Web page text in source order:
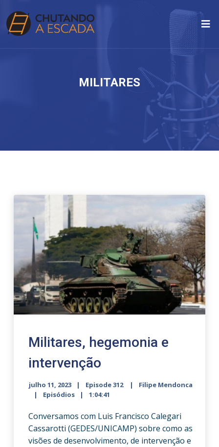
MILITARES
Militares, hegemonia e
intervenção
julho 11, 2023 Episode 312
Filipe Mendonca
Episódios
1:04:41
Conversamos com Luis Francisco Calegari
Cassarotti (GEDES/UNICAMP) sobre como as
visões de desenvolvimento, de intervenção e